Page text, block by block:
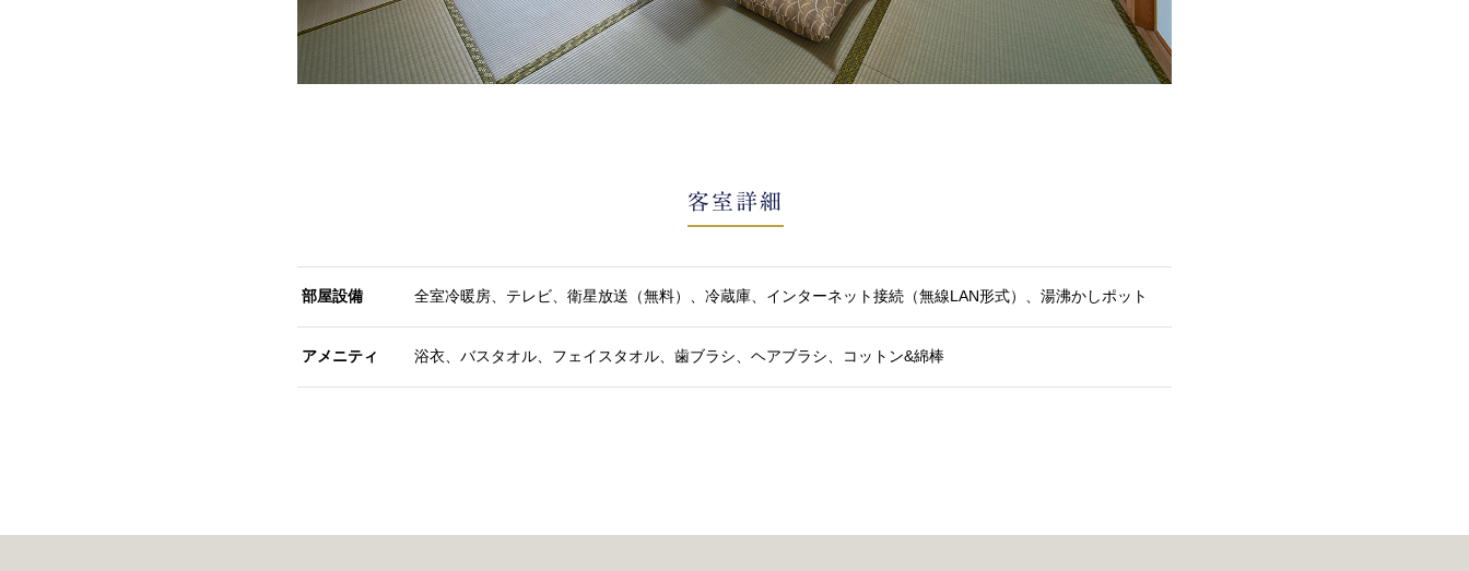
客室詳細
部屋設備 全室冷暖房、テレビ、衛星放送（無料）、冷蔵庫、インターネット接続（無線LAN形式）、湯沸かしポット
アメニティ 浴衣、バスタオル、フェイスタオル、歯ブラシ、ヘアブラシ、コットン&綿棒